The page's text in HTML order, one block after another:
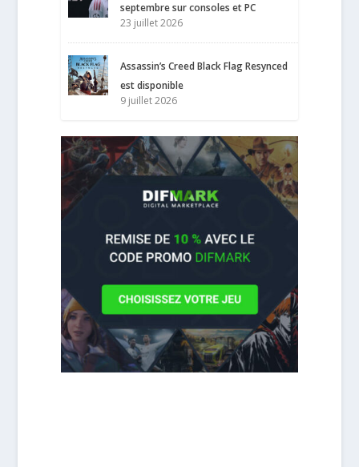
septembre sur consoles et PC
23 juillet 2026
Assassin’s Creed Black Flag Resynced
est disponible
9 juillet 2026